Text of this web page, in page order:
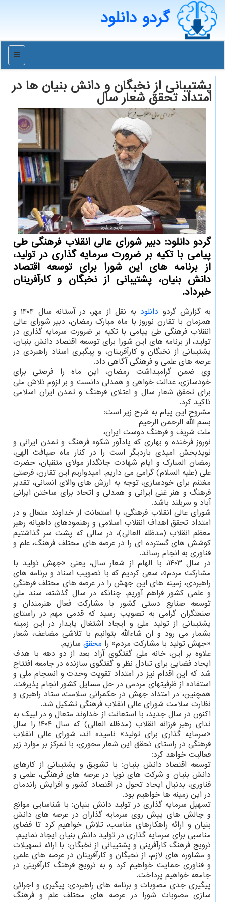
گردو دانلود
منو
پشتیبانی از نخبگان و دانش بنیان ها در
امتداد تحقق شعار سال
گردو دانلود: دبیر شورای عالی انقلاب فرهنگی طی
پیامی با تکیه بر ضرورت سرمایه گذاری در تولید،
از برنامه های این شورا برای توسعه اقتصاد
دانش بنیان، پشتیبانی از نخبگان و کارآفرینان
خبرداد.
به گزارش گردو دانلود
به نقل از مهر، در آستانه سال ۱۴۰۴ و
همزمان با تقارن نوروز با ماه مبارک رمضان، دبیر شورای عالی
انقلاب فرهنگی طی پیامی با تکیه بر ضرورت سرمایه گذاری در
تولید، از برنامه های این شورا برای توسعه اقتصاد دانش بنیان،
پشتیبانی از نخبگان و کارآفرینان، و پیگیری اسناد راهبردی در
عرصه های علمی و فرهنگی آگاهی داد.
وی ضمن گرامیداشت رمضان، این ماه را فرصتی برای
خودسازی، عدالت خواهی و همدلی دانست و بر لزوم تلاش ملی
برای تحقق شعار سال و اعتلای فرهنگ و تمدن ایران اسلامی
تاکید کرد.
مشروح این پیام به شرح زیر است:
بسم الله الرحمن الرحیم
ملت شریف و فرهنگ دوست ایران،
نوروز فرخنده و بهاری که یادآور شکوه فرهنگ و تمدن ایرانی و
نویدبخش امیدی باردیگر است را در کنار ماه ضیافت الهی،
رمضان المبارک و ایام شهادت جانگداز مولای متقیان، حضرت
علی (علیه السلام) گرامی می داریم. امیدواریم این تقارن، فرصتی
مغتنم برای خودسازی، توجه به ارزش های والای انسانی، تقدیر
فرهنگ و هنر غنی ایرانی و همدلی و اتحاد برای ساختن ایرانی
آباد و سربلند باشد.
شورای عالی انقلاب فرهنگی، با استعانت از خداوند متعال و در
امتداد تحقق اهداف انقلاب اسلامی و رهنمودهای داهیانه رهبر
معظم انقلاب (مدظله العالی)، در سالی که پشت سر گذاشتیم
کوشش های گسترده ای را در عرصه های مختلف فرهنگ، علم و
فناوری به انجام رساند.
در سال ۱۴۰۳، با الهام از شعار سال، یعنی «جهش تولید با
مشارکت مردم»، سعی کردیم که با تصویب اسناد و برنامه های
راهبردی، زمینه های این جهش را در عرصه های مختلف فرهنگی
و علمی کشور فراهم آوریم. چنانکه در سال گذشته، سند ملی
توسعه صنایع دستی کشور با مشارکت فعال هنرمندان و
صنعتگران گرامی به تصویب رسید که قدمی مهم در راستای
پشتیبانی از تولید ملی و ایجاد اشتغال پایدار در این زمینه
بشمار می رود و ان شاءالله بتوانیم با تلاشی مضاعف، شعار
«جهش تولید با مشارکت مردم» را محقق سازیم.
علاوه بر این، خانه ملی گفتگوی آزاد بعد از دو دهه با هدف
ایجاد فضایی برای تبادل نظر و گفتگوی سازنده در جامعه افتتاح
شد که این اقدام نیز در امتداد تقویت وحدت و انسجام ملی و
استفاده از ظرفیتهای مردمی در حل مسایل کشور انجام پذیرفت.
همچنین، در امتداد جهش در حکمرانی سلامت، ستاد راهبری و
نظارت سلامت شورای عالی انقلاب فرهنگی تشکیل شد.
اکنون در سال جدید، با استعانت از خداوند متعال و در لبیک به
ندای رهبر فرزانه انقلاب (مدظله العالی) که سال ۱۴۰۴ را سال
«سرمایه گذاری برای تولید» نامیده اند، شورای عالی انقلاب
فرهنگی در راستای تحقق این شعار محوری، با تمرکز بر موارد زیر
فعالیت خواهد کرد:
توسعه اقتصاد دانش بنیان: با تشویق و پشتیبانی از کارهای
دانش بنیان و شرکت های نوپا در عرصه های فرهنگی، علمی و
فناوری، بدنبال ایجاد تحول در اقتصاد کشور و افزایش راندمان
در این زمینه ها خواهیم بود.
تسهیل سرمایه گذاری در تولید دانش بنیان: با شناسایی موانع
و چالش های پیش روی سرمایه گذاران در عرصه های دانش
بنیان و ارائه راهکارهای مناسب، تلاش خواهیم کرد تا فضای
مناسبی برای سرمایه گذاری در تولید دانش بنیان ایجاد نماییم.
ترویج فرهنگ کارآفرینی و پشتیبانی از نخبگان: با ارائه تسهیلات
و مشاوره های لازم، از نخبگان و کارآفرینان در عرصه های علمی
و فناوری حمایت خواهیم کرد و به ترویج فرهنگ کارآفرینی در
جامعه خواهیم پرداخت.
پیگیری جدی مصوبات و برنامه های راهبردی: پیگیری و اجرائی
سازی مصوبات شورا در عرصه های مختلف علم و فرهنگ